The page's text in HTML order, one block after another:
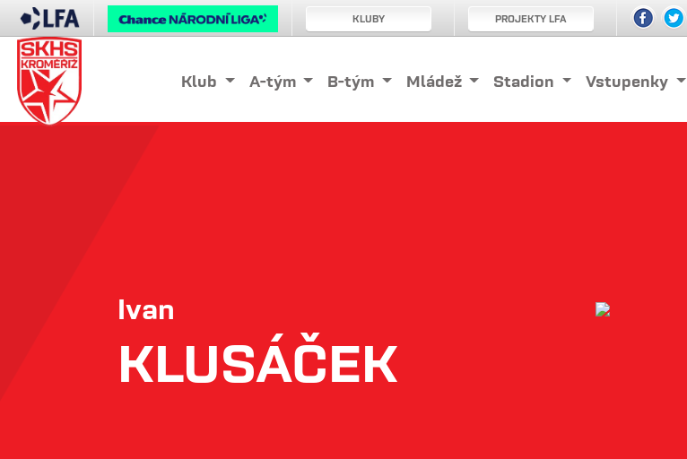
Klub A-tým B-tým Mládež Stadion Vstupenky
Ivan
KLUSÁČEK
KLUBY PROJEKTY LFA